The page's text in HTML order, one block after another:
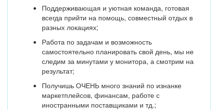
Поддерживающая и уютная команда, готовая
всегда прийти на помощь, совместный отдых в
разных локациях;
Работа по задачам и возможность
самостоятельно планировать свой день, мы не
следим за минутами у монитора, а смотрим на
результат;
Получишь ОЧЕНЬ много знаний по изнанке
маркетплейсов, финансам, работе с
иностранными поставщиками и тд.;